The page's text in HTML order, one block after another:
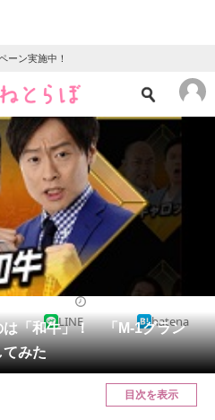
ーン実施中！
ニュース
クイズ
地域
教育・育児
リサーチ
は「和牛」！ 「M-1グラン
てみた
LINE hatena
目次を表示